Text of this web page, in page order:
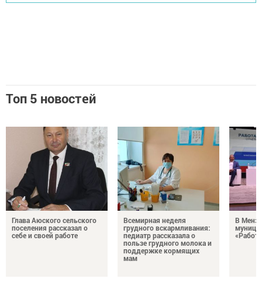
Топ 5 новостей
Глава Аюского сельского
поселения рассказал о
себе и своей работе
Всемирная неделя
грудного вскармливания:
педиатр рассказала о
пользе грудного молока и
поддержке кормящих
мам
В